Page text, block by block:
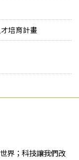
培育計畫
界；科技讓我們改